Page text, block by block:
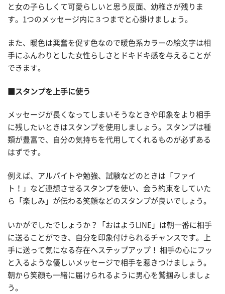
と女の子らしくて可愛らしいと思う反面、幼稚さが残りま
す。1つのメッセージ内に３つまでと心掛けましょう。
また、暖色は興奮を促す色なので暖色系カラーの絵文字は相
手にふんわりとした女性らしさとドキドキ感を与えることが
できます。
■スタンプを上手に使う
メッセージが長くなってしまいそうなときや印象をより相手
に残したいときはスタンプを使用しましょう。スタンプは種
類が豊富で、自分の気持ちを代用してくれるものが必ずある
はずです。
例えば、アルバイトや勉強、試験などのときは「ファイ
ト！」など連想させるスタンプを使い、会う約束をしていた
ら「楽しみ」が伝わる笑顔などのスタンプが良いでしょう。
いかがでしたでしょうか？「おはようLINE」は朝一番に相手
に送ることができ、自分を印象付けられるチャンスです。上
手に送って気になる存在へステップアップ！ 相手の心にフッ
と入るような優しいメッセージで相手を惹きつけましょう。
朝から笑顔も一緒に届けられるように男心を鷲掴みしましょ
う。